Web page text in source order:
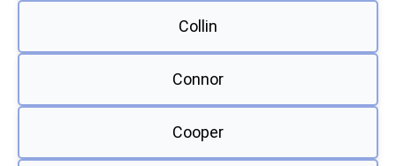
Collin
Connor
Cooper